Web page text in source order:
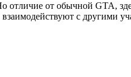
отличие от обычной GTA,
с другими